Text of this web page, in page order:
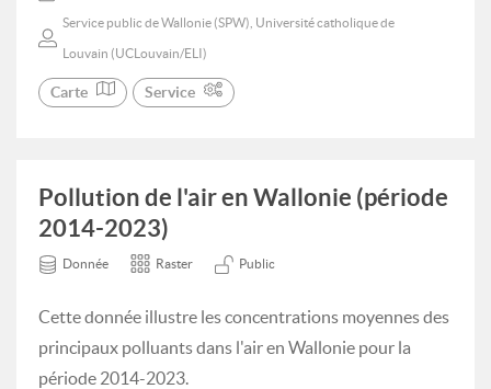
Service public de Wallonie (SPW), Université catholique de
Louvain (UCLouvain/ELI)
Carte Service
Pollution de l'air en Wallonie (période
2014-2023)
Donnée Raster Public
Cette donnée illustre les concentrations moyennes des
principaux polluants dans l'air en Wallonie pour la
période 2014-2023.